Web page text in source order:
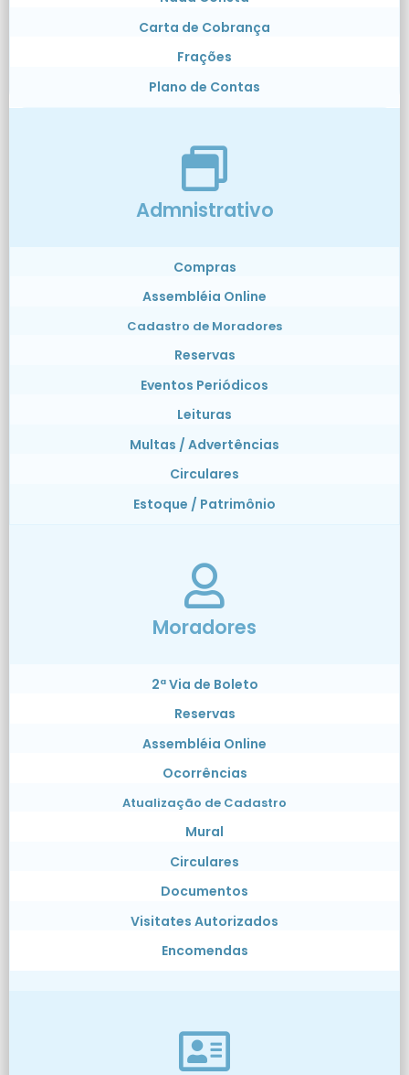
Carta de Cobrança
Frações
Plano de Contas
Admnistrativo
Compras
Assembléia Online
Cadastro de Moradores
Reservas
Eventos Periódicos
Leituras
Multas / Advertências
Circulares
Estoque / Patrimônio
Moradores
2ª Via de Boleto
Reservas
Assembléia Online
Ocorrências
Atualização de Cadastro
Mural
Circulares
Documentos
Visitates Autorizados
Encomendas